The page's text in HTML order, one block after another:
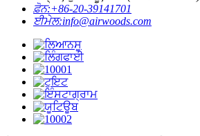
ਫ਼ੋਨ:+86-20-39141701
ਈਮੇਲ:info@airwoods.com